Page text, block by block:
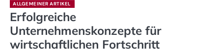
ALLGEMEINER ARTIKEL
Erfolgreiche
Unternehmenskonzepte für
wirtschaftlichen Fortschritt